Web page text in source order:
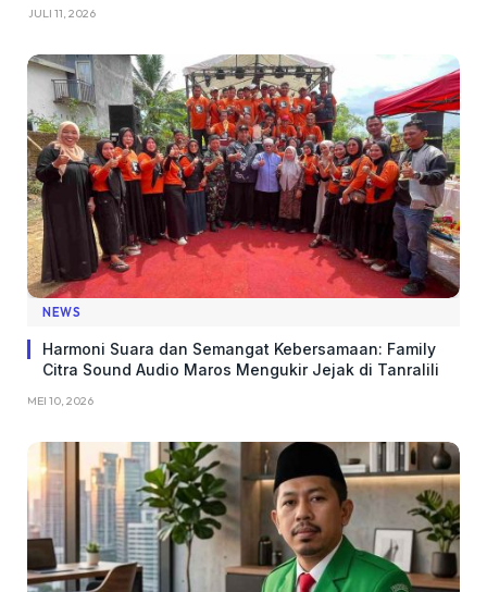
JULI 11, 2026
NEWS
Harmoni Suara dan Semangat Kebersamaan: Family
Citra Sound Audio Maros Mengukir Jejak di Tanralili
MEI 10, 2026